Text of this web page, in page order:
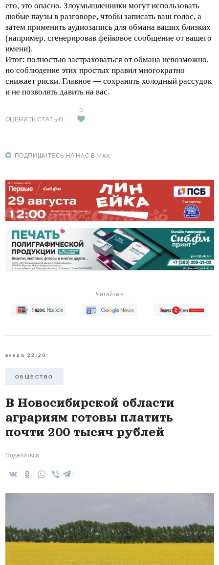
его, это опасно. Злоумышленники могут использовать
любые паузы в разговоре, чтобы записать ваш голос, а
затем применить аудиозапись для обмана ваших близких
(например, сгенерировав фейковое сообщение от вашего
имени).
Итог: полностью застраховаться от обмана невозможно,
но соблюдение этих простых правил многократно
снижает риски. Главное — сохранять холодный рассудок
и не позволять давить на вас.
ОЦЕНИТЬ СТАТЬЮ
0
ПОДПИШИТЕСЬ НА НАС В MAX
Читайте в
вчера 22:20
ОБЩЕСТВО
В Новосибирской области
аграриям готовы платить
почти 200 тысяч рублей
Поделиться